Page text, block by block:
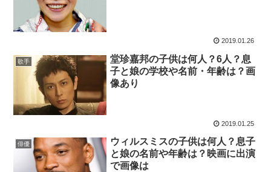
2019.01.26
歌手
堂珍嘉邦の子供は何人？6人？息
子と娘の学校や名前・年齢は？画
像あり
2019.01.25
俳優
ウィルスミスの子供は何人？息子
と娘の名前や年齢は？映画に出演
で画像は